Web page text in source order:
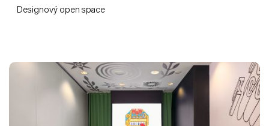
Designový open space